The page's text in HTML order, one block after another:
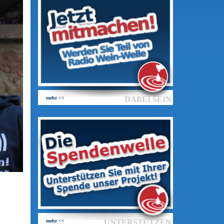
DABEI SEIN
mehr <<
mehr <<